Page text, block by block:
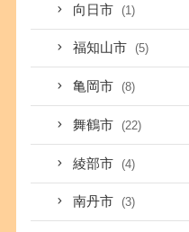
向日市 (1)
福知山市 (5)
亀岡市 (8)
舞鶴市 (22)
綾部市 (4)
南丹市 (3)